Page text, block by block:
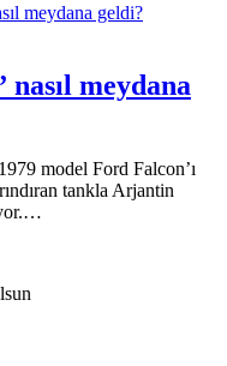
meydana
model Ford Falcon’ı
tankla Arjantin